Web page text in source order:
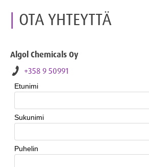
OTA YHTEYTTÄ
Algol Chemicals Oy
+358 9 50991